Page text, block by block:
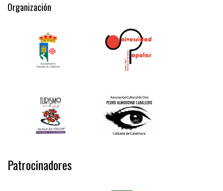
Organización
Patrocinadores